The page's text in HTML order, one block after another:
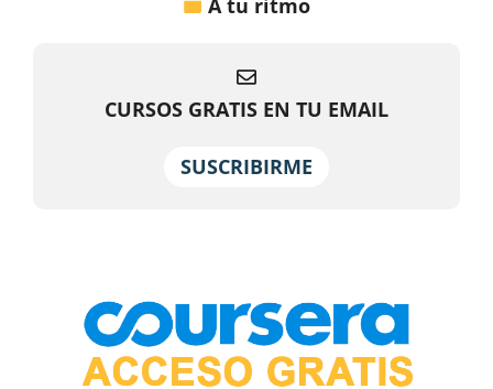
CURSOS GRATIS EN TU EMAIL
SUSCRIBIRME